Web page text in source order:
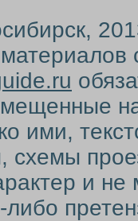
ими,
схемы
и
либо